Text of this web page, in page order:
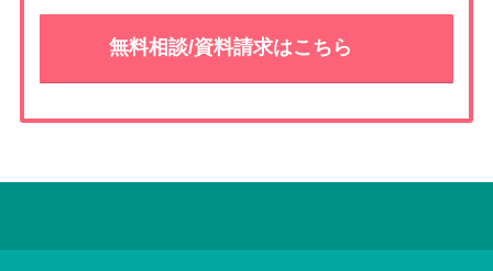
無料相談/資料請求はこちら